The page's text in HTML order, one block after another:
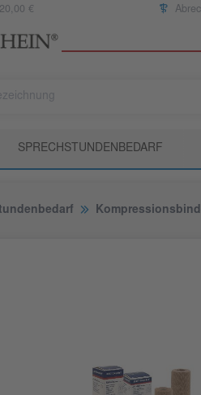
€
SPRECHSTUNDENBEDARF